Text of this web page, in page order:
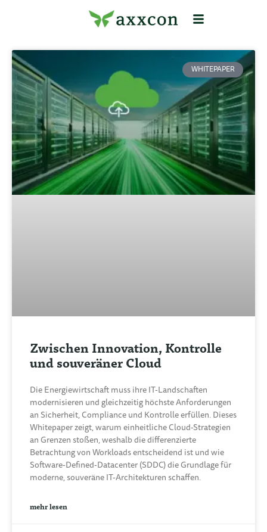
WHITEPAPER
Zwischen Innovation, Kontrolle
und souveräner Cloud
Die Energiewirtschaft muss ihre IT-Landschaften
modernisieren und gleichzeitig höchste Anforderungen
an Sicherheit, Compliance und Kontrolle erfüllen. Dieses
Whitepaper zeigt, warum einheitliche Cloud-Strategien
an Grenzen stoßen, weshalb die differenzierte
Betrachtung von Workloads entscheidend ist und wie
Software-Defined-Datacenter (SDDC) die Grundlage für
moderne, souveräne IT-Architekturen schaffen.
mehr lesen